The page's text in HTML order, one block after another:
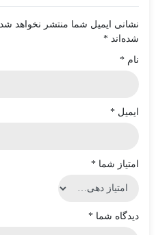
نشانی ایمیل شما منتشر نخواهد شد.
شده‌اند *
نام *
ایمیل *
امتیاز شما *
دیدگاه شما *